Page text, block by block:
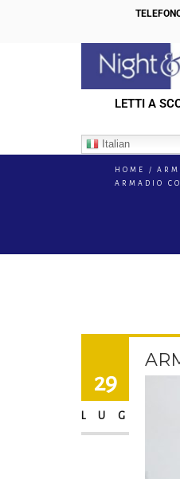
LETTI A
Italian
IL
HOME
ARMADIO
29
LUG